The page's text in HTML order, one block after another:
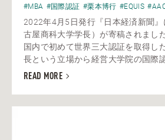
#MBA #国際認証 #栗本博行 #EQUIS
2022年4月5日発行『日本経済新聞』
古屋商科大学学長）が寄稿されまし
国内で初めて世界三大認証を取得し
長という立場から経営大学院の国際
READ MORE